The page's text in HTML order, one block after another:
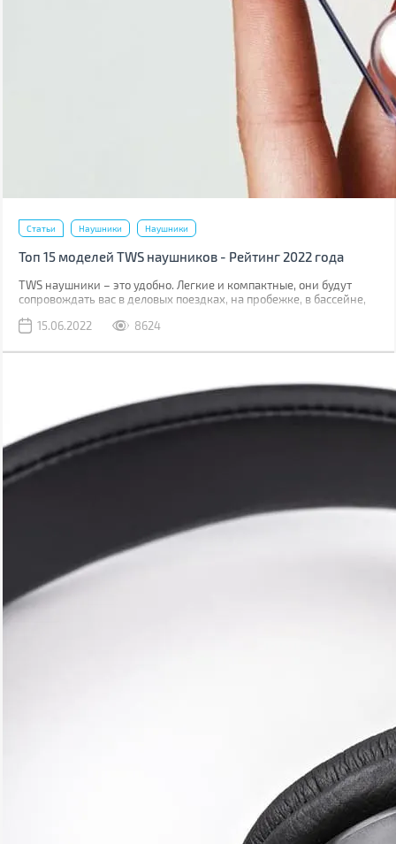
Статьи Наушники Наушники
Топ 15 моделей TWS наушников - Рейтинг 2022 года
TWS наушники – это удобно. Легкие и компактные, они будут
сопровождать вас в деловых поездках, на пробежке, в бассейне,
качеству звука проводным моделям, но все ли могут услышать
сегментах, которые актуальны в мае 2022. В каждом из них есть
15.06.2022 8624